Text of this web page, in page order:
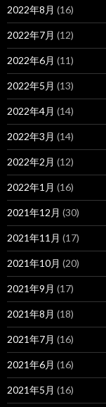
2022年8月 (16)
2022年7月 (12)
2022年6月 (11)
2022年5月 (13)
2022年4月 (14)
2022年3月 (14)
2022年2月 (12)
2022年1月 (16)
2021年12月 (30)
2021年11月 (17)
2021年10月 (20)
2021年9月 (17)
2021年8月 (18)
2021年7月 (16)
2021年6月 (16)
2021年5月 (16)